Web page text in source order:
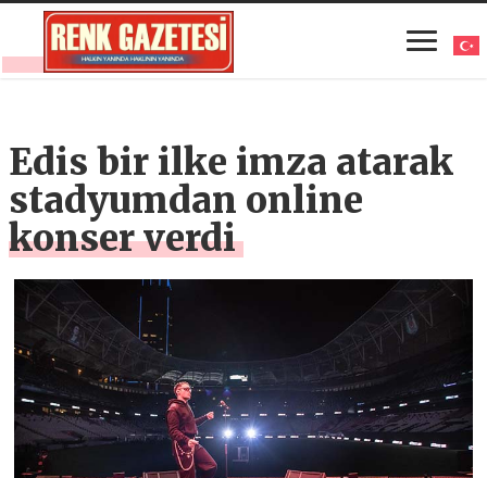
Edis bir ilke imza atarak
stadyumdan online
konser verdi